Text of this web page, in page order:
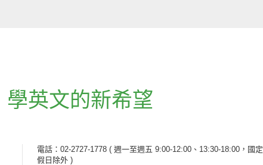
學英文的新希望
電話：02-2727-1778 ( 週一至週五 9:00-12:00、13:30-18:00，國定
假日除外 )